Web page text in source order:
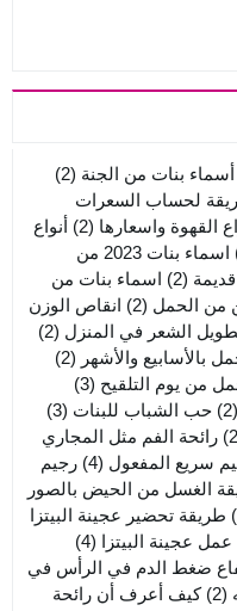
أسماء بنات من الجنة (2)
لحساب السعرات
القهوة واسعارها (2)
أنواع
اسماء بنات 2023 من
(2)
اسماء بنات من
من الحمل (2)
انقاص الوزن
الشعر في المنزل (2)
بالأسابيع والأشهر (2)
من يوم التلقيح (3)
(2) حب الشباب للبنات (3)
رائحة الفم مثل المجاري
سريع المفعول (4)
رجيم
الغسل من الحيض بالصور
طريقة تحضير عجينة البيتزا
عجينة البيتزا (4)
ضغط الدم في الرأس في
(2)
كيف أعرف أن رائحة